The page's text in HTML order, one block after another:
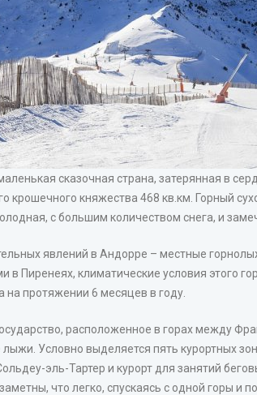
сказочная страна, затерянная в
крошечного княжества 468 кв.км. Горный
с большим количеством снега, и
явлений в Андорре – местные
в Пиренеях, климатические условия этого
протяжении 6 месяцев в году.
расположенное в горах между
лыжи. Условно выделяется пять курортных
эль-Тартер и курорт для занятий
что легко, спускаясь с одной горы и